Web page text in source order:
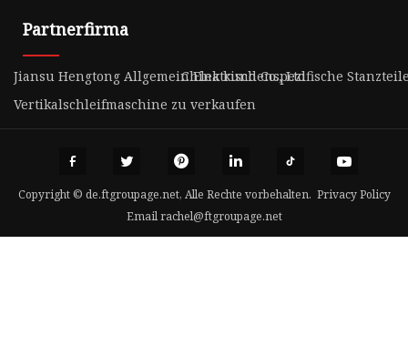
Partnerfirma
Jiansu Hengtong Allgemein Elektrisch Co., Ltd
China kundenspezifische
Vertikalschleifmaschine zu verkaufen
Copyright © de.ftgroupage.net, Alle Rechte vorbehalten. Privacy Policy
Emailrachel@ftgroupage.net